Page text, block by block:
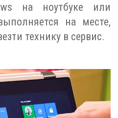
на ноутбуке или
на месте,
технику в сервис.